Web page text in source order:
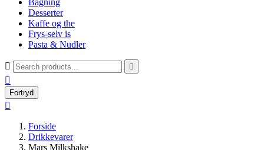
Bagning
Desserter
Kaffe og the
Frys-selv is
Pasta & Nudler
 

Fortryd

Forside
Drikkevarer
Mars Milkshake